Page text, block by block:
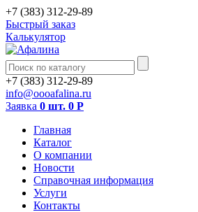
+7 (383) 312-29-89
Быстрый заказ
Калькулятор
+7 (383) 312-29-89
info@oooafalina.ru
Заявка 0 шт. 0 Р
Главная
Каталог
О компании
Новости
Справочная информация
Услуги
Контакты